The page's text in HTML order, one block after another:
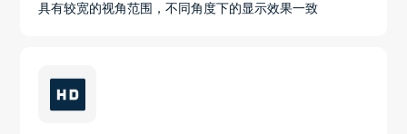
具有较宽的视角范围，不同角度下的显示效果一致